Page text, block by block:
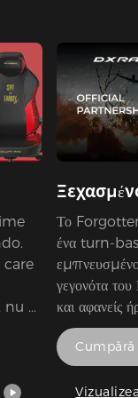
the
eu
de
care
și
Το
ένα turn-
γεγονότα
και αφανείς
αντίστασης
βάσεις και